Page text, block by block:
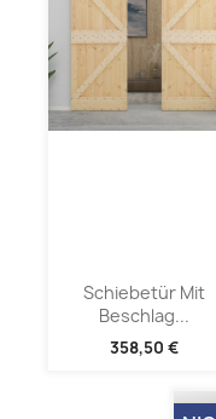
Schiebetür Mit
Beschlag...
358,50 €